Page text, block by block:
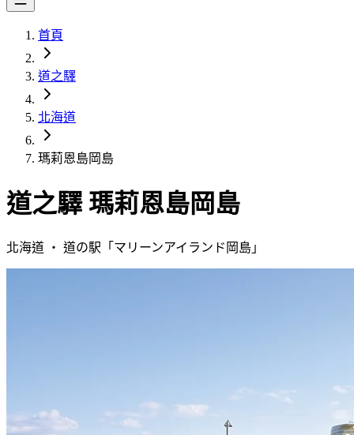
首頁
道之驛
北海道
瑪莉恩島岡島
道之驛 瑪莉恩島岡島
北海道 ・ 道の駅「 マリーンアイランド岡島 」